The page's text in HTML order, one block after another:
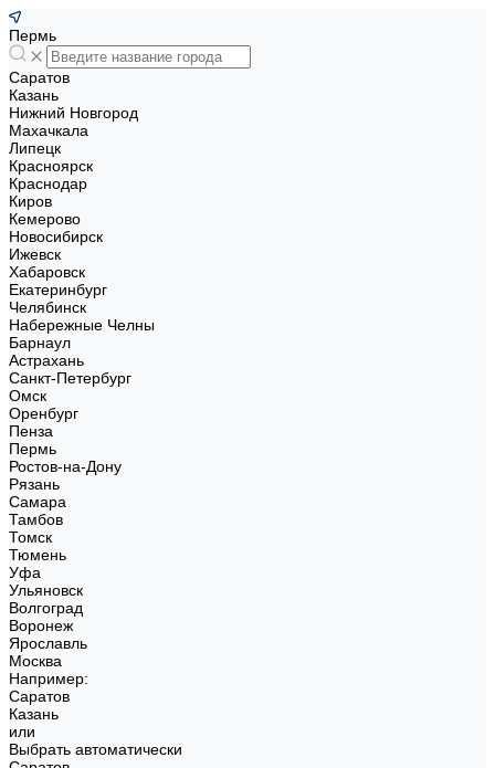
Пермь
Саратов
Казань
Нижний Новгород
Махачкала
Липецк
Красноярск
Краснодар
Киров
Кемерово
Новосибирск
Ижевск
Хабаровск
Екатеринбург
Челябинск
Набережные Челны
Барнаул
Астрахань
Санкт-Петербург
Омск
Оренбург
Пенза
Пермь
Ростов-на-Дону
Рязань
Самара
Тамбов
Томск
Тюмень
Уфа
Ульяновск
Волгоград
Воронеж
Ярославль
Москва
Например:
Саратов
Казань
или
Выбрать автоматически